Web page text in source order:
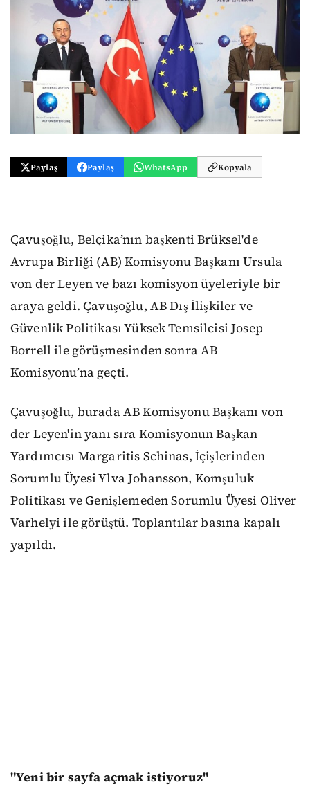
Paylaş Paylaş WhatsApp Kopyala
Çavuşoğlu, Belçika’nın başkenti Brüksel'de
Avrupa Birliği (AB) Komisyonu Başkanı Ursula
von der Leyen ve bazı komisyon üyeleriyle bir
araya geldi. Çavuşoğlu, AB Dış İlişkiler ve
Güvenlik Politikası Yüksek Temsilcisi Josep
Borrell ile görüşmesinden sonra AB
Komisyonu’na geçti.
Çavuşoğlu, burada AB Komisyonu Başkanı von
der Leyen'in yanı sıra Komisyonun Başkan
Yardımcısı Margaritis Schinas, İçişlerinden
Sorumlu Üyesi Ylva Johansson, Komşuluk
Politikası ve Genişlemeden Sorumlu Üyesi Oliver
Varhelyi ile görüştü. Toplantılar basına kapalı
yapıldı.
"Yeni bir sayfa açmak istiyoruz"